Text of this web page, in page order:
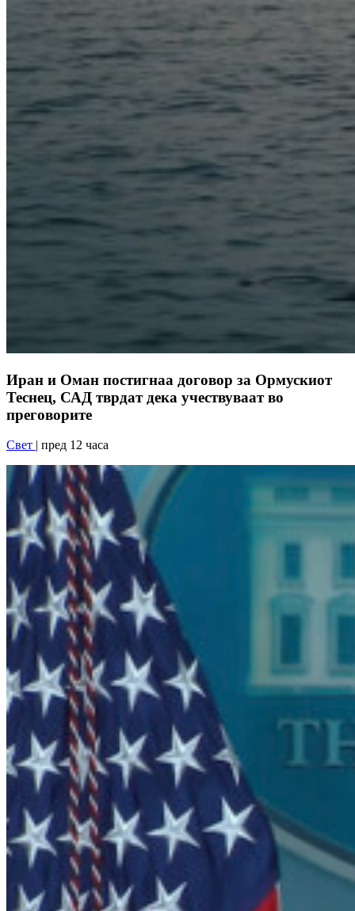
Иран и Оман постигнаа договор за Ормускиот
Теснец, САД тврдат дека учествуваат во
преговорите
Свет | пред 12 часа